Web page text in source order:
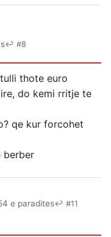
↩ #8
thote euro
do kemi rritje te
qe kur forcohet
berber
e paradites↩ #11